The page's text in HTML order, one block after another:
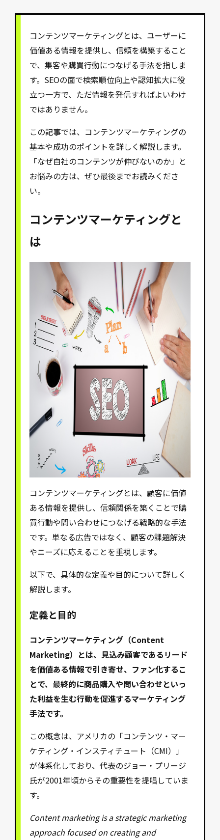
コンテンツマーケティングとは、ユーザーに
価値ある情報を提供し、信頼を構築すること
で、集客や購買行動につなげる手法を指しま
す。SEOの面で検索順位向上や認知拡大に役
立つ一方で、ただ情報を発信すればよいわけ
ではありません。
この記事では、コンテンツマーケティングの
基本や成功のポイントを詳しく解説します。
「なぜ自社のコンテンツが伸びないのか」と
お悩みの方は、ぜひ最後までお読みくださ
い。
コンテンツマーケティングと
は
コンテンツマーケティングとは、顧客に価値
ある情報を提供し、信頼関係を築くことで購
買行動や問い合わせにつなげる戦略的な手法
です。単なる広告ではなく、顧客の課題解決
やニーズに応えることを重視します。
以下で、具体的な定義や目的について詳しく
解説します。
定義と目的
コンテンツマーケティング（Content
Marketing）とは、見込み顧客であるリード
を価値ある情報で引き寄せ、ファン化するこ
とで、最終的に商品購入や問い合わせといっ
た利益を生む行動を促進するマーケティング
手法です。
この概念は、アメリカの「コンテンツ・マー
ケティング・インスティチュート（CMI）」
が体系化しており、代表のジョー・プリージ
氏が2001年頃からその重要性を提唱していま
す。
Content marketing is a strategic marketing
approach focused on creating and